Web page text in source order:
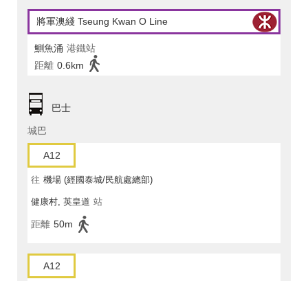
將軍澳綫 Tseung Kwan O Line
鰂魚涌 港鐵站
距離 0.6km
巴士
城巴
A12
往 機場 (經國泰城/民航處總部)
健康村, 英皇道 站
距離 50m
A12